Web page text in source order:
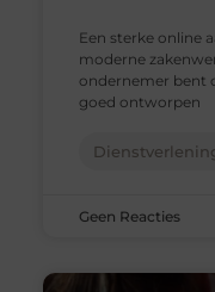
Een sterke online
moderne
ondernemer bent
goed ontworpen
Geen Reacties